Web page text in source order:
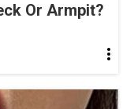
Or Armpit?